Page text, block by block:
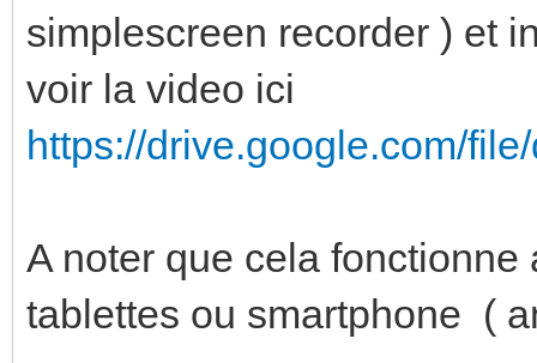
simplescreen recorder ) et
voir la video ici
https://drive.google.com/
A noter que cela
tablettes ou smartphone (